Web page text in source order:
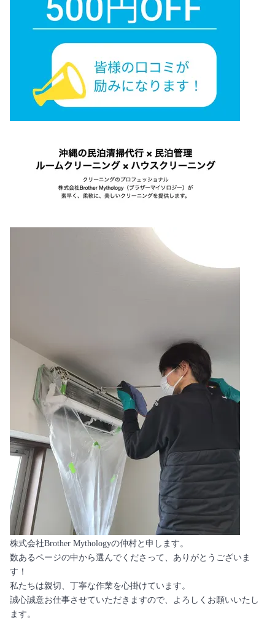
株式会社Brother Mythologyの仲村と申します。
数あるページの中から選んでくださって、ありがとうございま
す！
私たちは親切、丁寧な作業を心掛けています。
誠心誠意お仕事させていただきますので、よろしくお願いいたし
ます。